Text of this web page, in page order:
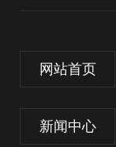
网站首页
新闻中心